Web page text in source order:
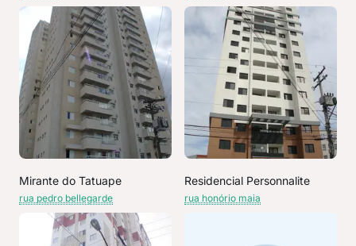
Mirante do Tatuape
rua pedro bellegarde
Residencial Personnalite
rua honório maia